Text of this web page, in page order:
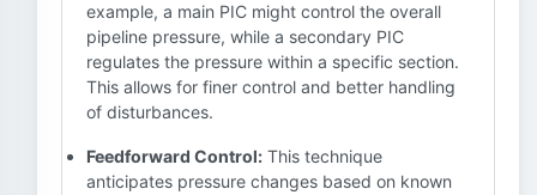
example, a main PIC might control the overall
pipeline pressure, while a secondary PIC
regulates the pressure within a specific section.
This allows for finer control and better handling
of disturbances.
Feedforward Control: This technique
anticipates pressure changes based on known